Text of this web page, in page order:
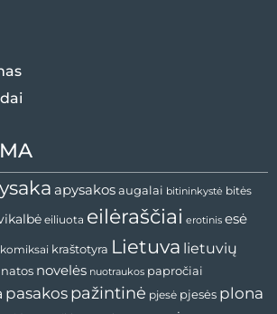
apysakos augalai bitininkystė bitės
eiliuota eilėraščiai erotinis esė
komiksai kraštotyra Lietuva lietuvių
natos novelės nuotraukos papročiai
pasakos pažintinė pjesė pjesės plona